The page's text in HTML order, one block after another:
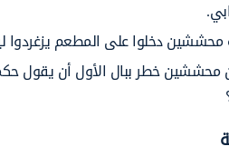
دخلوا على المطعم
محششين خطر ببال الأول أن يقول